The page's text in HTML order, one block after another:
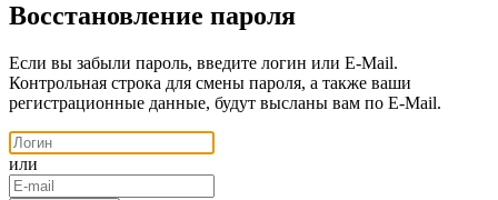
Восстановление пароля
Если вы забыли пароль, введите логин или E-Mail.
Контрольная строка для смены пароля, а также ваши
регистрационные данные, будут высланы вам по E-Mail.
или